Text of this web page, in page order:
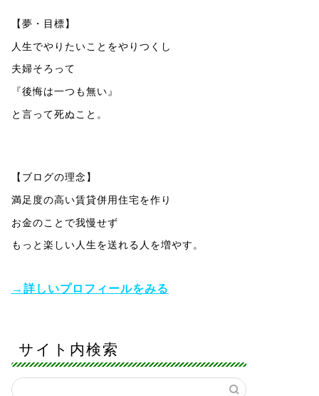
【夢・目標】
人生でやりたいことをやりつくし
夫婦そろって
『後悔は一つも無い』
と言って死ぬこと。
【ブログの理念】
満足度の高い賃貸併用住宅を作り
お金のことで我慢せず
もっと楽しい人生を送れる人を増やす。
→詳しいプロフィールをみる
サイト内検索